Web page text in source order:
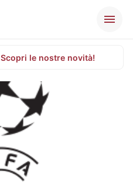
Scopri le nostre novità!